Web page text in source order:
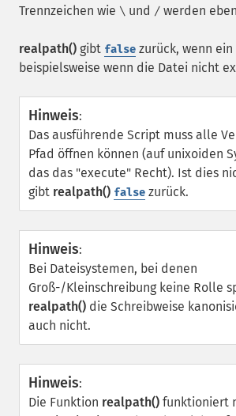
Trennzeichen wie \ und / werden
realpath() gibt false zurück, wenn
beispielsweise wenn die Datei nicht
Hinweis:
Das ausführende Script muss alle
Pfad öffnen können (auf unixoiden
das das "execute" Recht). Ist dies
gibt realpath() false zurück.
Hinweis:
Bei Dateisystemen, bei denen
Groß-/Kleinschreibung keine Rolle
realpath() die Schreibweise
auch nicht.
Hinweis:
Die Funktion realpath() funktioniert